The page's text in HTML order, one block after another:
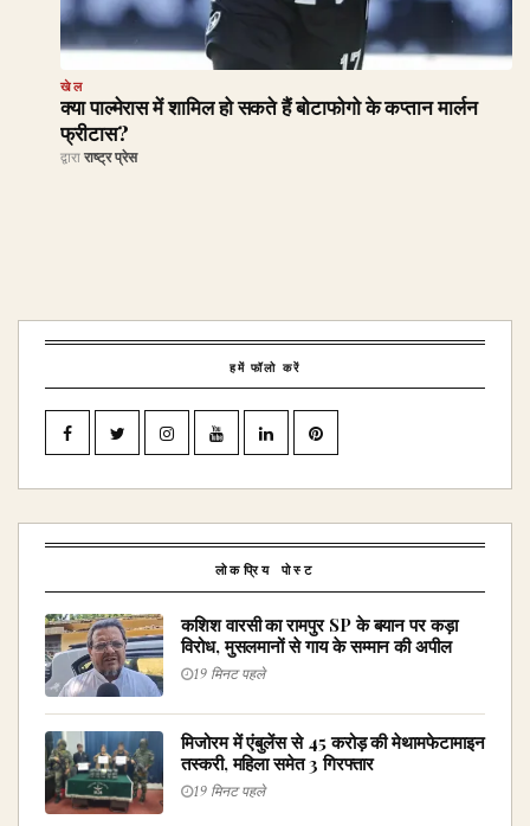
खेल
क्या पाल्मेरास में शामिल हो सकते हैं बोटाफोगो के कप्तान मार्लन
फ्रीटास?
द्वारा राष्ट्र प्रेस
हमें फॉलो करें
लोकप्रिय पोस्ट
कशिश वारसी का रामपुर SP के बयान पर कड़ा
विरोध, मुसलमानों से गाय के सम्मान की अपील
19 मिनट पहले
मिजोरम में एंबुलेंस से ₹45 करोड़ की मेथामफेटामाइन
तस्करी, महिला समेत 3 गिरफ्तार
19 मिनट पहले